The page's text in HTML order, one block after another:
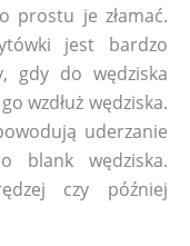
prostu je złamać.
jest bardzo
gdy do wędziska
wzdłuż wędziska.
uderzanie
blank wędziska.
czy później